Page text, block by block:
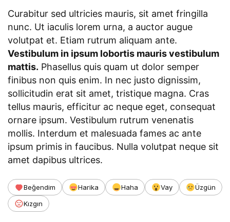
Curabitur sed ultricies mauris, sit amet fringilla
nunc. Ut iaculis lorem urna, a auctor augue
volutpat et. Etiam rutrum aliquam ante.
Vestibulum in ipsum lobortis mauris vestibulum
mattis. Phasellus quis quam ut dolor semper
finibus non quis enim. In nec justo dignissim,
sollicitudin erat sit amet, tristique magna. Cras
tellus mauris, efficitur ac neque eget, consequat
ornare ipsum. Vestibulum rutrum venenatis
mollis. Interdum et malesuada fames ac ante
ipsum primis in faucibus. Nulla volutpat neque sit
amet dapibus ultrices.
Beğendim Harika Haha Vay
Üzgün
Kızgın